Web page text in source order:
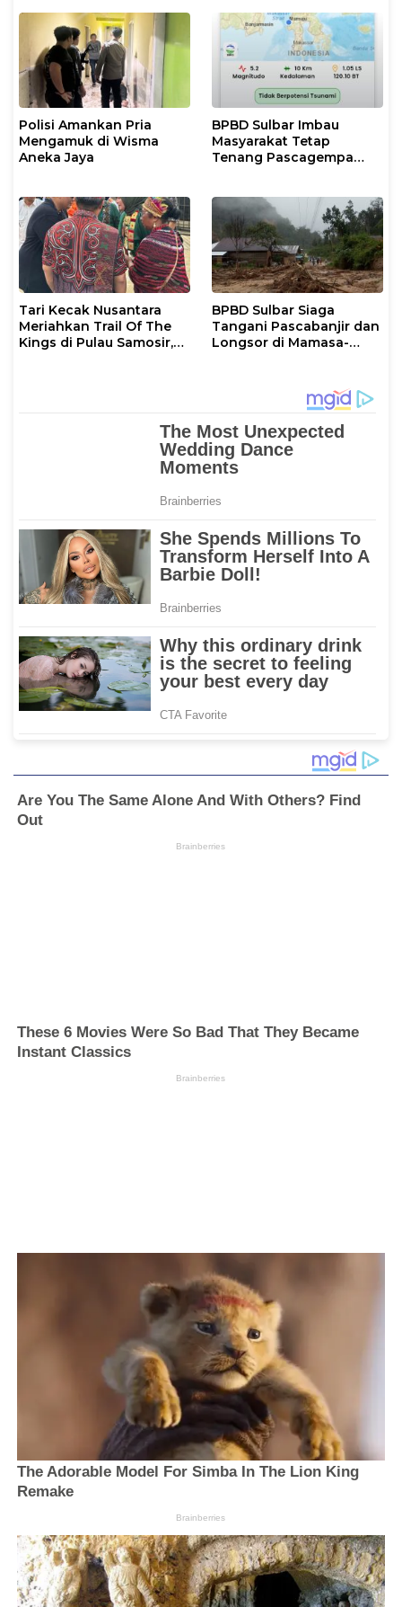
Polisi Amankan Pria
Mengamuk di Wisma
Aneka Jaya
BPBD Sulbar Imbau
Masyarakat Tetap
Tenang Pascagempa
Tari Kecak Nusantara
Meriahkan Trail Of The
Kings di Pulau Samosir,
BPBD Sulbar Siaga
Tangani Pascabanjir dan
Longsor di Mamasa-